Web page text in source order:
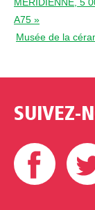
A75 »
Musée de la
SUIVEZ-